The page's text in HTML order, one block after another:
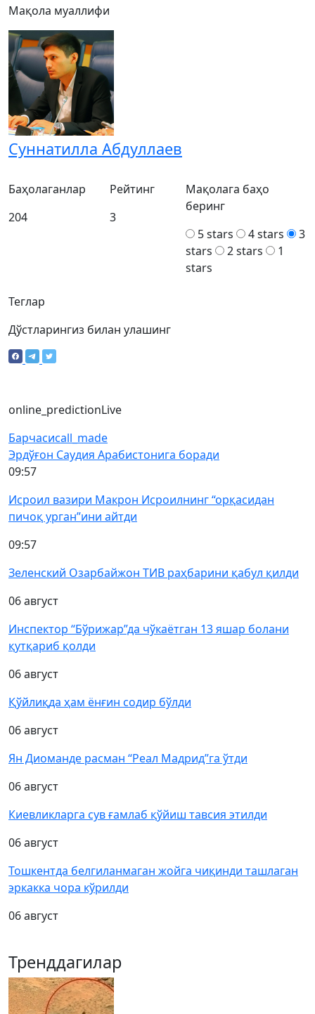
Мақола муаллифи
Суннатилла Абдуллаев
Теглар
Баҳолаганлар
204
Рейтинг
3
Мақолага баҳо
беринг
5 stars
4 stars
3
stars
2 stars
1
stars
Дўстларингиз билан улашинг
online_predictionLive
Барчасиcall_made
Эрдўғон Саудия Арабистонига боради
09:57
Исроил вазири Макрон Исроилнинг “орқасидан
пичоқ урган”ини айтди
09:57
Зеленский Озарбайжон ТИВ раҳбарини қабул қилди
06 август
Инспектор “Бўрижар”да чўкаётган 13 яшар болани
қутқариб қолди
06 август
Қўйлиқда ҳам ёнғин содир бўлди
06 август
Ян Диоманде расман “Реал Мадрид”га ўтди
06 август
Киевликларга сув ғамлаб қўйиш тавсия этилди
06 август
Тошкентда белгиланмаган жойга чиқинди ташлаган
эркакка чора кўрилди
06 август
Тренддагилар